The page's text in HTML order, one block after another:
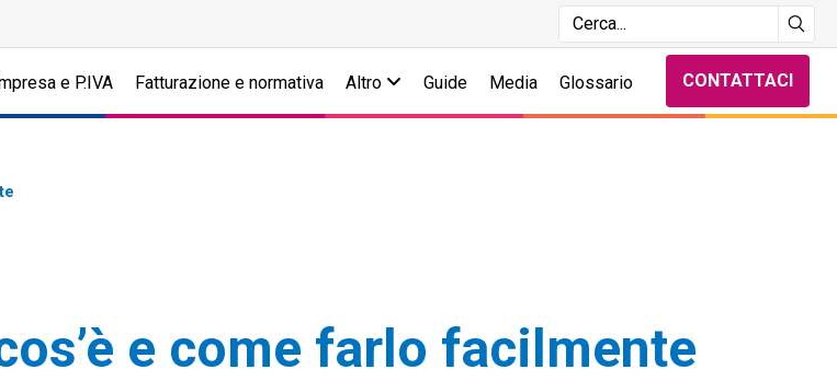
e P.IVA Fatturazione e normativa Altro Guide Media Glossario CONTATTACI
e come farlo facilmente